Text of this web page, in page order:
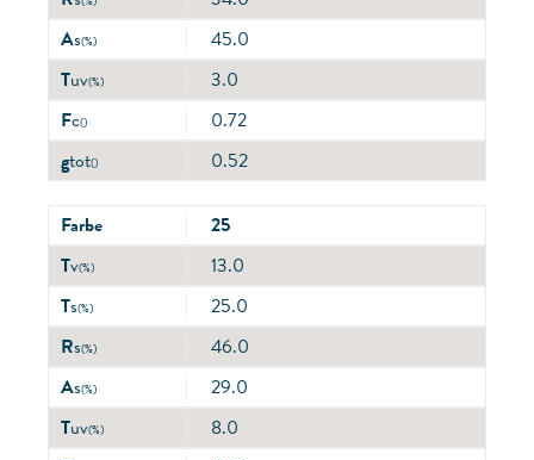
As(%)
45.0
Tuv(%)
3.0
Fc()
0.72
gtot() 0.52
Farbe
25
Tv(%)
13.0
Ts(%)
25.0
Rs(%)
46.0
As(%)
29.0
Tuv(%)
8.0